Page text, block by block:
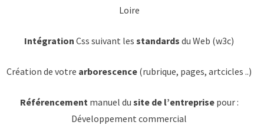
Loire
Intégration Css suivant les standards du Web (w3c)
Création de votre arborescence (rubrique, pages, artcicles ..)
Référencement manuel du site de l’entreprise pour :
Développement commercial